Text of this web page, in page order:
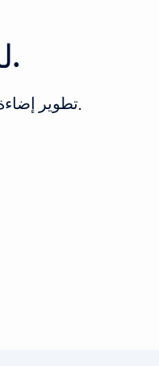
لنتحدث عن مشروعك الآن.